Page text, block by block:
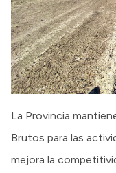
La Provincia
Brutos para las
mejora la